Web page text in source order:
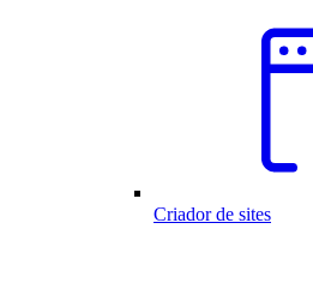
Criador de sites